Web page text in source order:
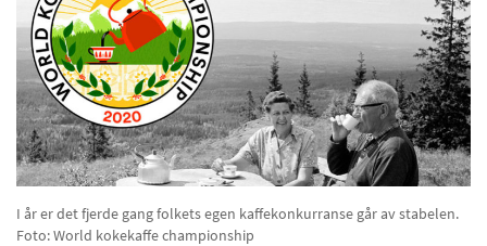
I år er det fjerde gang folkets egen kaffekonkurranse går av stabelen.
Foto: World kokekaffe championship